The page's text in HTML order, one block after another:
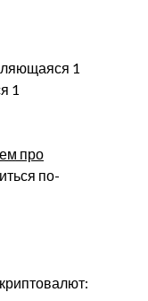
1
1
про
по-